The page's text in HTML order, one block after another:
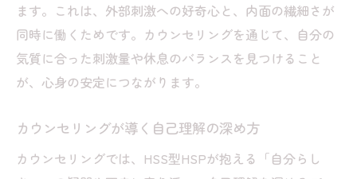
カウンセリングで学ぶストレス対処の基本
HSS型HSPがストレスを感じやすい理由
キャパオーバーを防ぐ具体的なセルフケア
カウンセリングが支える心のメンテナンス
限界サインを見抜くセルフケアの実践法
ます。これは、外部刺激への好奇心と、内面の繊細さが
同時に働くためです。カウンセリングを通じて、自分の
気質に合った刺激量や休息のバランスを見つけること
が、心身の安定につながります。
カウンセリングが導く自己理解の深め方
カウンセリングでは、HSS型HSPが抱える「自分らし